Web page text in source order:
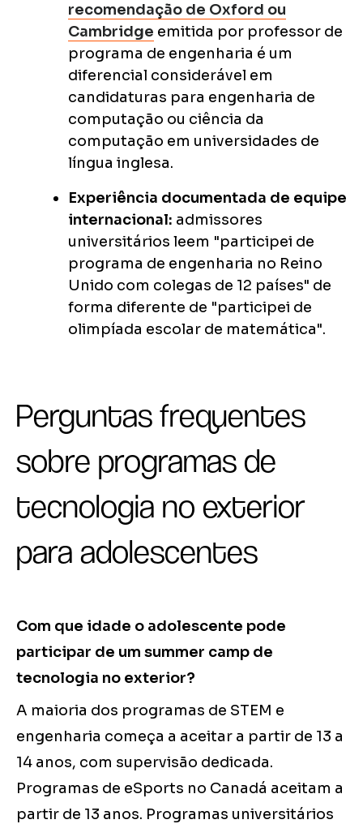
recomendação de Oxford ou
Cambridge emitida por professor de
programa de engenharia é um
diferencial considerável em
candidaturas para engenharia de
computação ou ciência da
computação em universidades de
língua inglesa.
Experiência documentada de equipe
internacional: admissores
universitários leem "participei de
programa de engenharia no Reino
Unido com colegas de 12 países" de
forma diferente de "participei de
olimpíada escolar de matemática".
Perguntas frequentes
sobre programas de
tecnologia no exterior
para adolescentes
Com que idade o adolescente pode
participar de um summer camp de
tecnologia no exterior?
A maioria dos programas de STEM e
engenharia começa a aceitar a partir de 13 a
14 anos, com supervisão dedicada.
Programas de eSports no Canadá aceitam a
partir de 13 anos. Programas universitários